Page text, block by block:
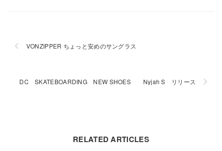
VONZIPPER ちょっと安めのサングラス
DC SKATEBOARDING NEW SHOES Nyjah S リリース
RELATED ARTICLES